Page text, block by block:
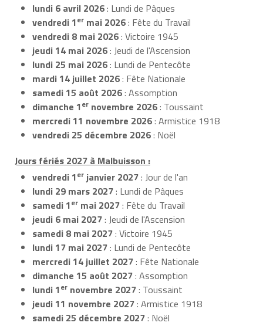
lundi 6 avril 2026: Lundi de Pâques
vendredi 1er mai 2026: Fête du Travail
vendredi 8 mai 2026: Victoire 1945
jeudi 14 mai 2026: Jeudi de l'Ascension
lundi 25 mai 2026: Lundi de Pentecôte
mardi 14 juillet 2026: Fête Nationale
samedi 15 août 2026: Assomption
dimanche 1er novembre 2026: Toussaint
mercredi 11 novembre 2026: Armistice 1918
vendredi 25 décembre 2026: Noël
Jours fériés 2027 à Malbuisson :
vendredi 1er janvier 2027: Jour de l'an
lundi 29 mars 2027: Lundi de Pâques
samedi 1er mai 2027: Fête du Travail
jeudi 6 mai 2027: Jeudi de l'Ascension
samedi 8 mai 2027: Victoire 1945
lundi 17 mai 2027: Lundi de Pentecôte
mercredi 14 juillet 2027: Fête Nationale
dimanche 15 août 2027: Assomption
lundi 1er novembre 2027: Toussaint
jeudi 11 novembre 2027: Armistice 1918
samedi 25 décembre 2027: Noël